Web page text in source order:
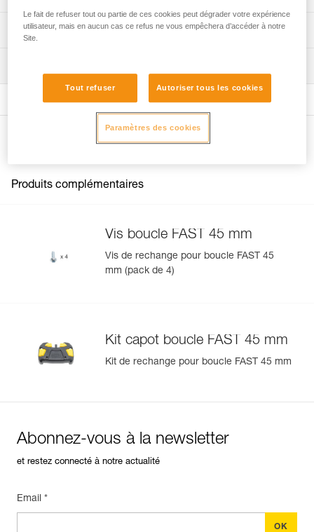
- SEQUOIA (C069AA),
- AVAO BOD FAST version internationale (C071DA),
(C73AAA, C73AAA U),
- NEWTON EASYFIT versions européenne et
internationale (C73JFA, C73JFA U),
- NEWTON EASYFIT HI-VIZ (C73JFV U),
- VOLT (C72AFA, C72AFA C),
- VOLT WIND (C72WFA, C72WFA C),
- SEQUOIA (C69AFA),
- AVAO BOD CROLL FAST version internationale (C71CFA
Spécifications référence(s)
Informations techniques
Gérer et inspecter facilement votre EPI
Importez et exportez facilement vos données EPI
existantes.
Autres produits
Produits complémentaires
Vis boucle FAST 45 mm
Vis de rechange pour boucle FAST 45
mm (pack de 4)
Kit capot boucle FAST 45 mm
Kit de rechange pour boucle FAST 45 mm
Abonnez-vous à la newsletter
et restez connecté à notre actualité
Email *
Le fait de refuser tout ou partie de ces cookies peut dégrader votre expérience
utilisateur, mais en aucun cas ce refus ne vous empêchera d’accéder à notre
Site.
Tout refuser Autoriser tous les cookies
Paramètres des cookies